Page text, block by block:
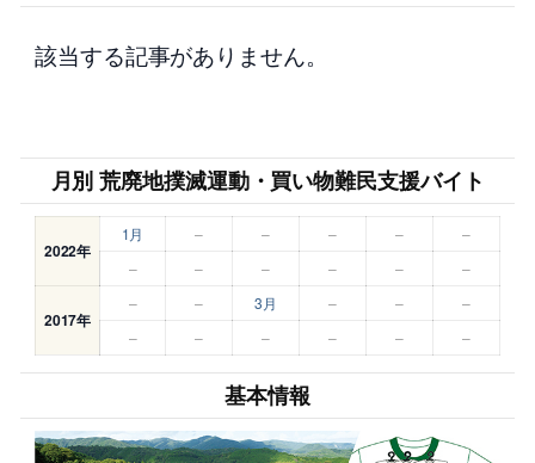
該当する記事がありません。
月別 荒廃地撲滅運動・買い物難民支援バイト
2022年
1月 – – – –
–
–
– – – – –
2017年
– – 3月 – –
–
–
– – – – –
基本情報